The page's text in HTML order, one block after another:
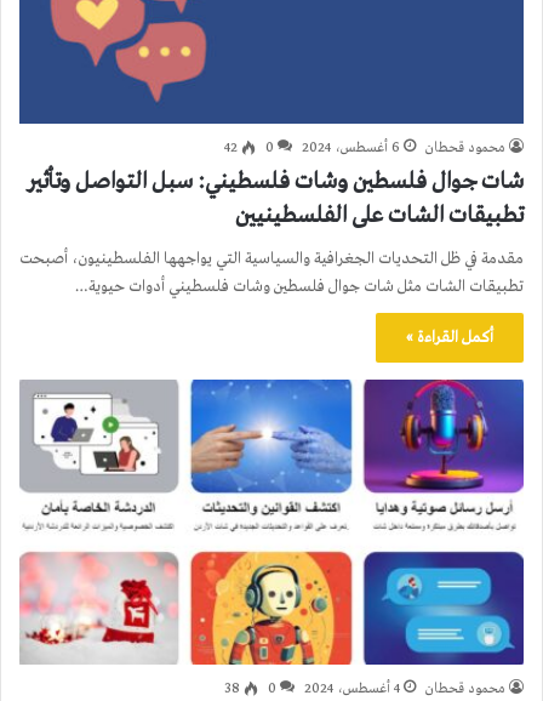
محمود قحطان 6 أغسطس، 2024 0
42
شات جوال فلسطين وشات فلسطيني: سبل التواصل وتأثير
تطبيقات الشات على الفلسطينيين
مقدمة في ظل التحديات الجغرافية والسياسية التي يواجهها الفلسطينيون، أصبحت
تطبيقات الشات مثل شات جوال فلسطين وشات فلسطيني أدوات حيوية…
أكمل القراءة »
محمود قحطان 4 أغسطس، 2024 0
38